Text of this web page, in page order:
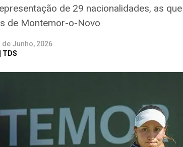
de 29 nacionalidades, as
de Montemor-o-Novo
de Junho, 2026
TDS